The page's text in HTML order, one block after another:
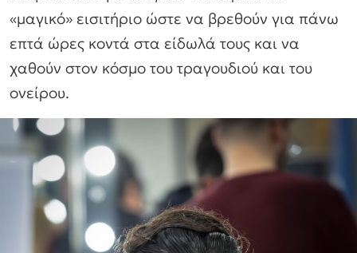
«μαγικό» εισιτήριο ώστε να βρεθούν για πάνω
επτά ώρες κοντά στα είδωλά τους και να
χαθούν στον κόσμο του τραγουδιού και του
ονείρου.